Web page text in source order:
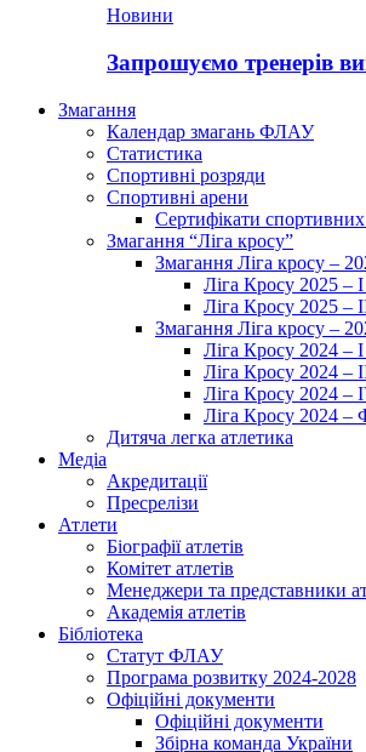
Новини
Запрошуємо тренерів
Змагання
Календар змагань ФЛАУ
Статистика
Спортивні розряди
Спортивні арени
Сертифікати спортивних
Змагання “Ліга кросу”
Змагання Ліга кросу –
Ліга Кросу 2025 – I
Ліга Кросу 2025 –
Змагання Ліга кросу –
Ліга Кросу 2024 – I
Ліга Кросу 2024 –
Ліга Кросу 2024 –
Ліга Кросу 2024 –
Дитяча легка атлетика
Медіа
Акредитації
Пресрелізи
Атлети
Біографії атлетів
Комітет атлетів
Менеджери та представники
Академія атлетів
Бібліотека
Статут ФЛАУ
Програма розвитку 2024-2028
Офіційні документи
Офіційні документи
Збірна команда України